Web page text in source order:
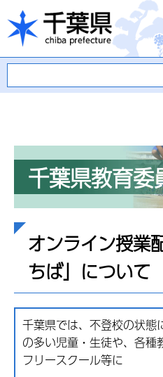
千葉県
千葉県教育委
オンライン授業
ちば」について
千葉県では、不登校の状態
の多い児童・生徒や、各種
フリースクール等に